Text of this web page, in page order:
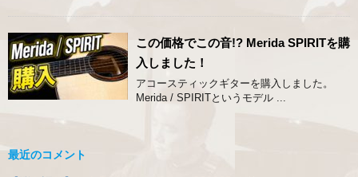
この価格でこの音!? Merida SPIRITを購
入しました！
アコースティックギターを購入しました。
Merida / SPIRITというモデル ...
最近のコメント